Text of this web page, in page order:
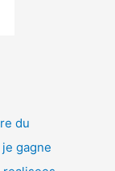
du
gagne